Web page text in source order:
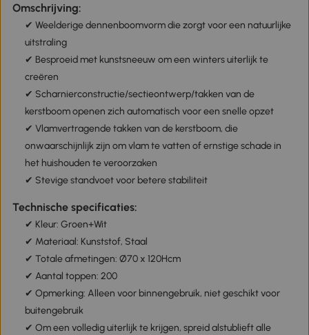
Omschrijving:
✔ Weelderige dennenboomvorm die zorgt voor een natuurlijke
uitstraling
✔ Besproeid met kunstsneeuw om een winters uiterlijk te
creëren
✔ Scharnierconstructie/sectieontwerp/takken van de
kerstboom openen zich automatisch voor een snelle opzet
✔ Vlamvertragende takken van de kerstboom, die
onwaarschijnlijk zijn om vlam te vatten of ernstige schade in
het huishouden te veroorzaken
✔ Stevige standvoet voor betere stabiliteit
Technische specificaties:
✔ Kleur: Groen+Wit
✔ Materiaal: Kunststof, Staal
✔ Totale afmetingen: Ø70 x 120Hcm
✔ Aantal toppen: 200
✔ Opmerking: Alleen voor binnengebruik, niet geschikt voor
buitengebruik
✔ Om een volledig uiterlijk te krijgen, spreid alstublieft alle